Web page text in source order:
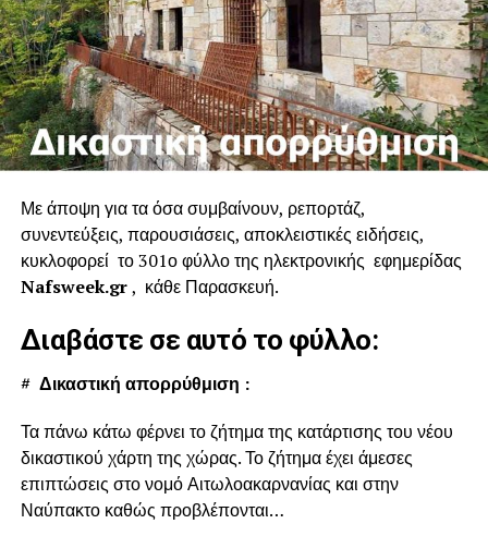
Με άποψη για τα όσα συμβαίνουν, ρεπορτάζ,
συνεντεύξεις, παρουσιάσεις, αποκλειστικές ειδήσεις,
κυκλοφορεί το 301ο φύλλο της ηλεκτρονικής εφημερίδας
Nafsweek.gr, κάθε Παρασκευή.
Διαβάστε σε αυτό το φύλλο:
#Δικαστική απορρύθμιση :
Τα πάνω κάτω φέρνει το ζήτημα της κατάρτισης του νέου
δικαστικού χάρτη της χώρας. Το ζήτημα έχει άμεσες
επιπτώσεις στο νομό Αιτωλοακαρνανίας και στην
Ναύπακτο καθώς προβλέπονται…